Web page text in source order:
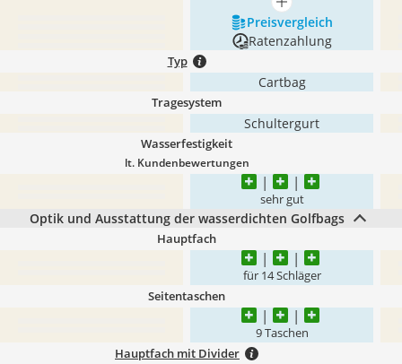
mehr anzeigen
Preis­vergleich
Ratenzahlung
Typ
Cartbag
Tragesystem
Schultergurt
Wasserfestigkeit
lt. Kundenbewertungen
sehr gut
Optik und Ausstattung der wasserdichten Golfbags
Hauptfach
für 14 Schläger
Seitentaschen
9 Taschen
Hauptfach mit Divider